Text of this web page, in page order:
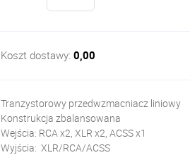
Koszt dostawy: 0,00
Tranzystorowy przedwzmacniacz liniowy
Konstrukcja zbalansowana
Wejścia: RCA x2, XLR x2, ACSS x1
Wyjścia: XLR/RCA/ACSS